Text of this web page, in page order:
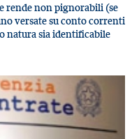
rende non pignorabili (se
versate su conto correnti
natura sia identificabile